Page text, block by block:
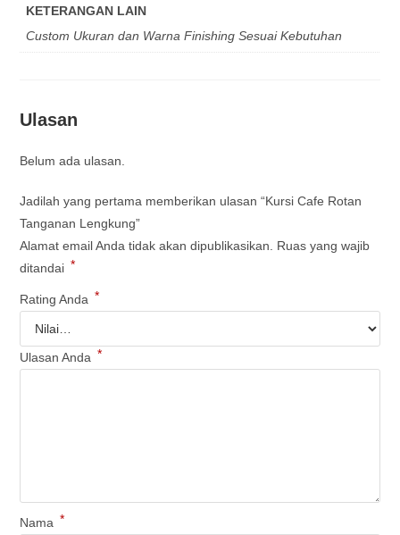
KETERANGAN LAIN
Custom Ukuran dan Warna Finishing Sesuai Kebutuhan
Ulasan
Belum ada ulasan.
Jadilah yang pertama memberikan ulasan “Kursi Cafe Rotan
Tanganan Lengkung”
Alamat email Anda tidak akan dipublikasikan.
Ruas yang wajib
ditandai *
Rating Anda *
Ulasan Anda *
Nama *